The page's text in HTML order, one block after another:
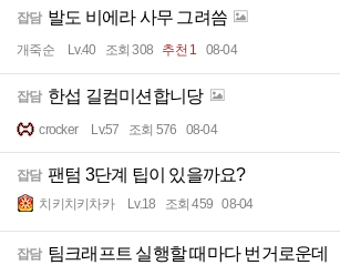
잡담 발도 비에라 사무 그려씀
개죽순 Lv.40 조회 308 추천 1 08-04
잡담 한섭 길컴미션합니당
crocker Lv.57 조회 576 08-04
잡담 팬텀 3단계 팁이 있을까요?
치키치키차카 Lv.18 조회 459 08-04
잡담 팀크래프트 실행할 때마다 번거로운데